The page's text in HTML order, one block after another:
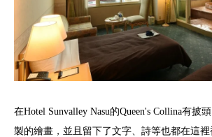
在Hotel Sunvalley Nasu的Queen's Collina有披
製的繪畫，並且留下了文字、詩等也都在這